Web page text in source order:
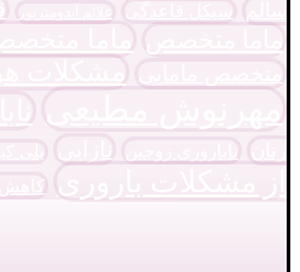
سالم
سیکل قاعدگی علائم آندومتریوز
ماما متخصص ماما
متخصص مامایی مشکلات
مهرنوش مطیعی
زنان
ناباروری زوجین نازایی پلی
از مشکلات باروری
کاهش